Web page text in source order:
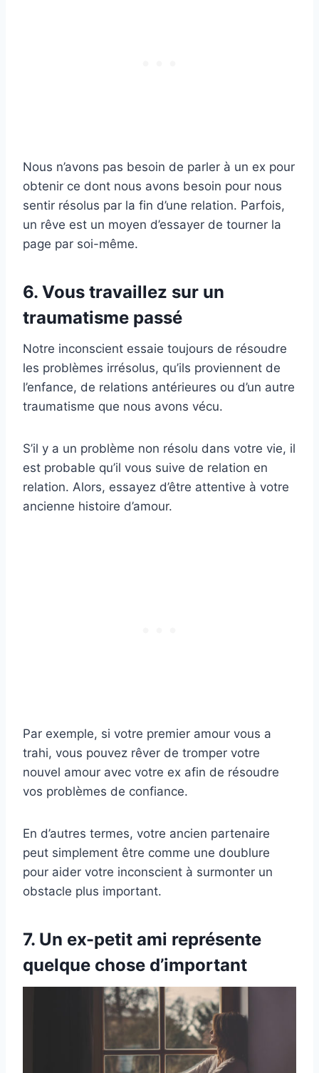
Nous n’avons pas besoin de parler à un ex pour
obtenir ce dont nous avons besoin pour nous
sentir résolus par la fin d’une relation. Parfois,
un rêve est un moyen d’essayer de tourner la
page par soi-même.
6. Vous travaillez sur un
traumatisme passé
Notre inconscient essaie toujours de résoudre
les problèmes irrésolus, qu’ils proviennent de
l’enfance, de relations antérieures ou d’un autre
traumatisme que nous avons vécu.
S’il y a un problème non résolu dans votre vie, il
est probable qu’il vous suive de relation en
relation. Alors, essayez d’être attentive à votre
ancienne histoire d’amour.
Par exemple, si votre premier amour vous a
trahi, vous pouvez rêver de tromper votre
nouvel amour avec votre ex afin de résoudre
vos problèmes de confiance.
En d’autres termes, votre ancien partenaire
peut simplement être comme une doublure
pour aider votre inconscient à surmonter un
obstacle plus important.
7. Un ex-petit ami représente
quelque chose d’important